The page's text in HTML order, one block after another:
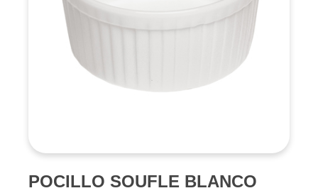
POCILLO SOUFLE BLANCO